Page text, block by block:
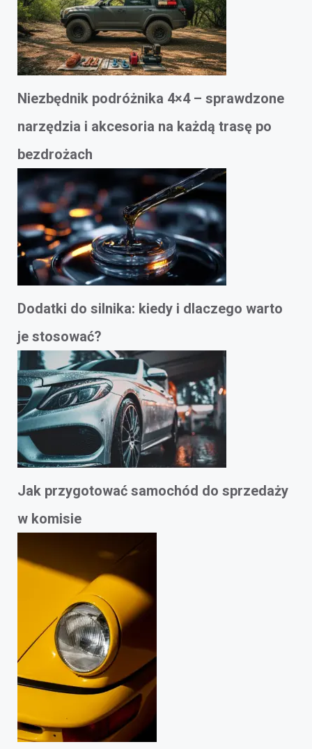
Niezbędnik podróżnika 4×4 – sprawdzone
narzędzia i akcesoria na każdą trasę po
bezdrożach
Dodatki do silnika: kiedy i dlaczego warto
je stosować?
Jak przygotować samochód do sprzedaży
w komisie